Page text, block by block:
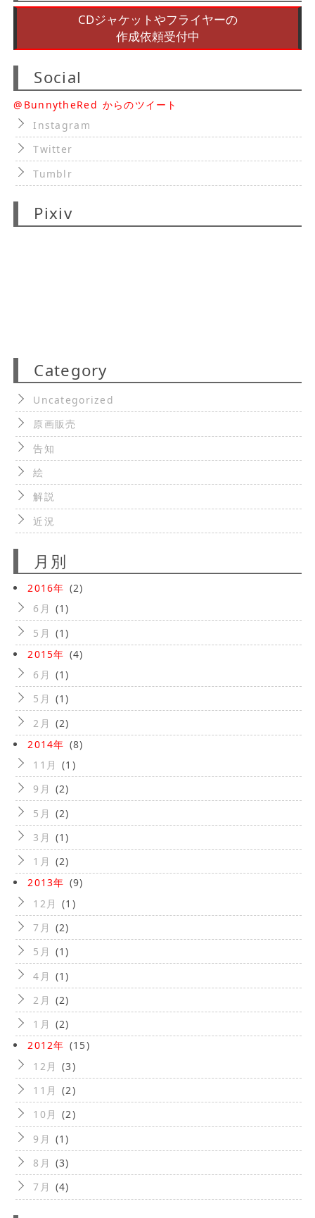
CDジャケットやフライヤーの
作成依頼受付中
Social
@BunnytheRed からのツイート
Instagram
Twitter
Tumblr
Pixiv
Category
Uncategorized
原画販売
告知
絵
解説
近況
月別
2016年 (2)
6月 (1)
5月 (1)
2015年 (4)
6月 (1)
5月 (1)
2月 (2)
2014年 (8)
11月 (1)
9月 (2)
5月 (2)
3月 (1)
1月 (2)
2013年 (9)
12月 (1)
7月 (2)
5月 (1)
4月 (1)
2月 (2)
1月 (2)
2012年 (15)
12月 (3)
11月 (2)
10月 (2)
9月 (1)
8月 (3)
7月 (4)